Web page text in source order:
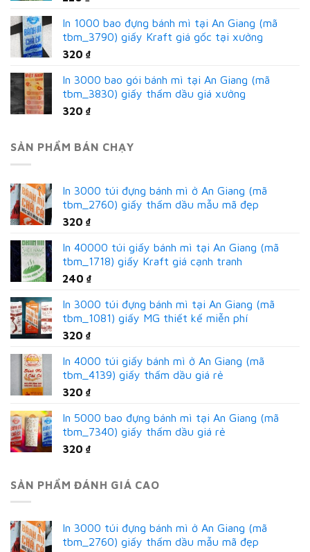
In 1000 bao đựng bánh mì tại An Giang (mã
tbm_3790) giấy Kraft giá gốc tại xưởng
320 ₫
In 3000 bao gói bánh mì tại An Giang (mã
tbm_3830) giấy thấm dầu giá xưởng
320 ₫
SẢN PHẨM BÁN CHẠY
In 3000 túi đựng bánh mì ở An Giang (mã
tbm_2760) giấy thấm dầu mẫu mã đẹp
320 ₫
In 40000 túi giấy bánh mì tại An Giang (mã
tbm_1718) giấy Kraft giá cạnh tranh
240 ₫
In 3000 túi đựng bánh mì tại An Giang (mã
tbm_1081) giấy MG thiết kế miễn phí
320 ₫
In 4000 túi giấy bánh mì ở An Giang (mã
tbm_4139) giấy thấm dầu giá rẻ
320 ₫
In 5000 bao đựng bánh mì tại An Giang (mã
tbm_7340) giấy thấm dầu giá rẻ
320 ₫
SẢN PHẨM ĐÁNH GIÁ CAO
In 3000 túi đựng bánh mì ở An Giang (mã
tbm_2760) giấy thấm dầu mẫu mã đẹp